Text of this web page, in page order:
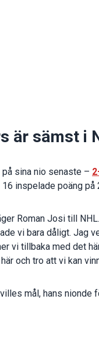
är sämst i
på sina nio senaste –
inspelade poäng på
Roman Josi till
vi bara dåligt. Jag
vi tillbaka med det
och tro att vi kan
mål, hans